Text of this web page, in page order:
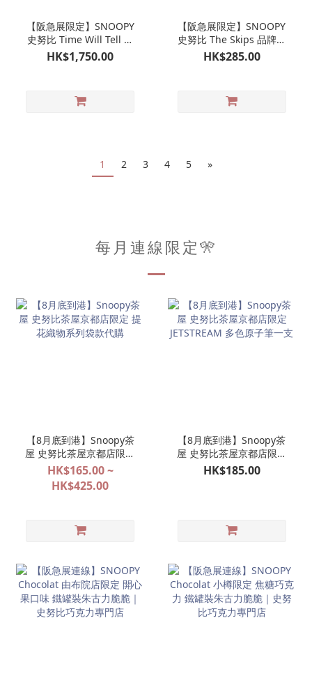
【阪急展限定】SNOOPY
史努比 Time Will Tell 品
牌聯乘 手錶代購
HK$1,750.00
【阪急展限定】SNOOPY
史努比 The Skips 品牌聯
乘 復古酒店鎖匙吊牌吊飾
掛飾
HK$285.00
1 2 3 4 5 »
每月連線限定🎌
【8月底到港】Snoopy茶
屋 史努比茶屋京都店限定
提花織物系列袋款代購
HK$165.00 ~
HK$425.00
【8月底到港】Snoopy茶
屋 史努比茶屋京都店限定
JETSTREAM 多色原子筆一
HK$185.00